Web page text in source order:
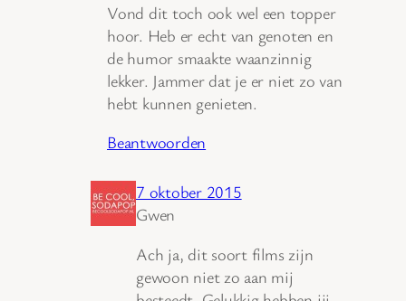
Vond dit toch ook wel een topper
hoor. Heb er echt van genoten en
de humor smaakte waanzinnig
lekker. Jammer dat je er niet zo van
hebt kunnen genieten.
Beantwoorden
7 oktober 2015
Gwen
Ach ja, dit soort films zijn
gewoon niet zo aan mij